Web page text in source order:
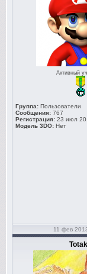
Активный
Группа: Пользователи
Сообщения: 767
Регистрация: 23 июл
Модель 3DO: Нет
11 фев